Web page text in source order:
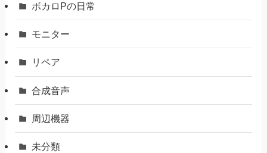
ボカロPの日常
モニター
リペア
合成音声
周辺機器
未分類